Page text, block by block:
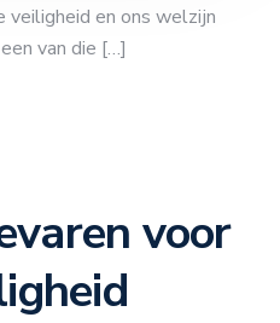
en ons welzijn
van die […]
voor